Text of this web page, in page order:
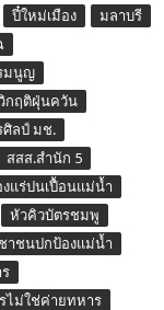
ปี๋ใหม่เมือง
มลาบรี
มนูญ
กฤติฝุ่นควัน
ศิลป์ มช.
สสส.สำนัก 5
แร่ปนเปื้อนแม่น้ำ
หัวคิวบัตรชมพู
าชนปกป้องแม่น้ำ
ไม่ใช่ค่ายทหาร